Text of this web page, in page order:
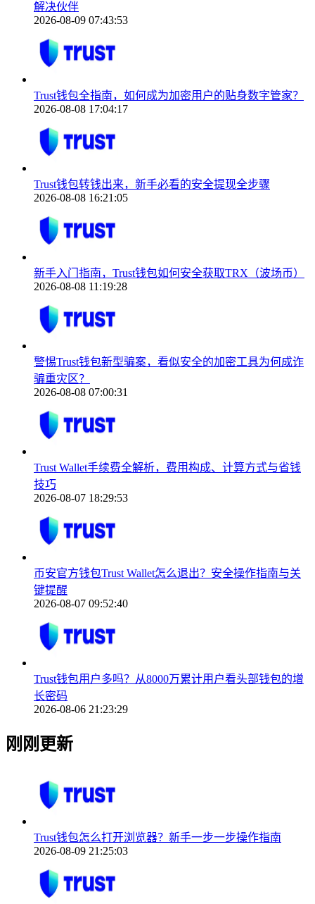
解决伙伴
2026-08-09 07:43:53
Trust钱包全指南，如何成为加密用户的贴身数字管家？
2026-08-08 17:04:17
Trust钱包转钱出来，新手必看的安全提现全步骤
2026-08-08 16:21:05
新手入门指南，Trust钱包如何安全获取TRX（波场币）
2026-08-08 11:19:28
警惕Trust钱包新型骗案，看似安全的加密工具为何成诈
骗重灾区？
2026-08-08 07:00:31
Trust Wallet手续费全解析，费用构成、计算方式与省钱
技巧
2026-08-07 18:29:53
币安官方钱包Trust Wallet怎么退出？安全操作指南与关
键提醒
2026-08-07 09:52:40
Trust钱包用户多吗？从8000万累计用户看头部钱包的增
长密码
2026-08-06 21:23:29
刚刚更新
Trust钱包怎么打开浏览器？新手一步一步操作指南
2026-08-09 21:25:03